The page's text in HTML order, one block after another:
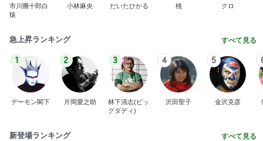
市川團十郎白
猿
小林麻央 だいたひかる 桃 クロ
急上昇ランキング すべて見る
1
デーモン閣下
2
片岡愛之助
3
林下清志(ビッ
グダディ)
4
沢田聖子
5
金沢克彦
新登場ランキング すべて見る